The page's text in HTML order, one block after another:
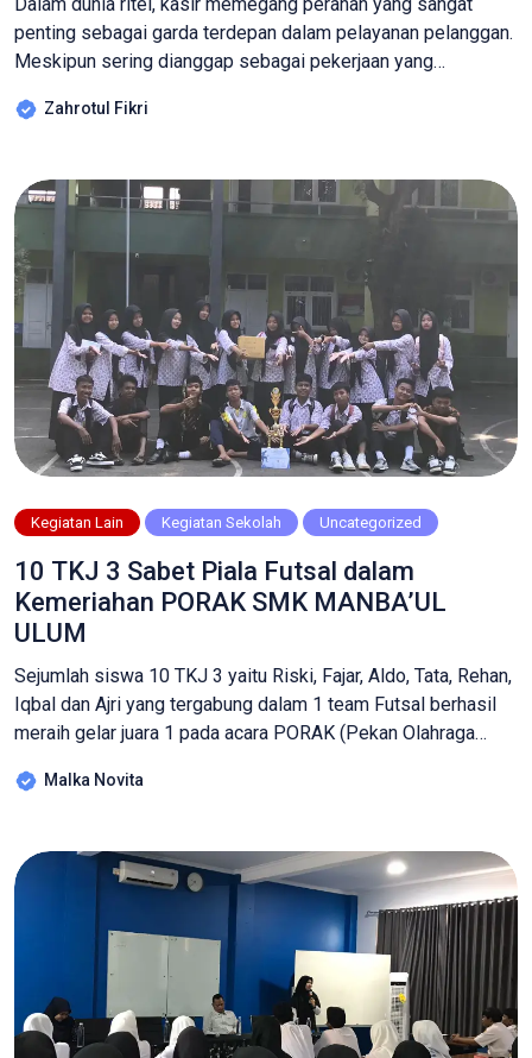
penting sebagai garda terdepan dalam pelayanan pelanggan.
Meskipun sering dianggap sebagai pekerjaan yang
membutuhkan keterampilan, ketelitian, dan kesabaran yang
jawab untuk melayani transaksi pembelian barang atau jasa.
Tugas utamanya meliputi: Memindai barang menggunakan
mesin kasir […]
Zahrotul Fikri
Kegiatan Lain Kegiatan Sekolah Uncategorized
10 TKJ 3 Sabet Piala Futsal dalam
Kemeriahan PORAK SMK MANBA’UL
ULUM
Sejumlah siswa 10 TKJ 3 yaitu Riski, Fajar, Aldo, Tata, Rehan,
Iqbal dan Ajri yang tergabung dalam 1 team Futsal berhasil
meraih gelar juara 1 pada acara PORAK (Pekan Olahraga
Penilaian Akhir Semester (PAS) atau Penilaian Akhir Tahun
berbagai […]
Malka Novita